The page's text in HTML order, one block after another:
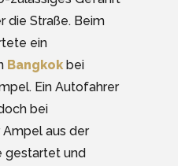
die Straße. Beim
ein
Bangkok bei
Ein Autofahrer
bei
aus der
gestartet und